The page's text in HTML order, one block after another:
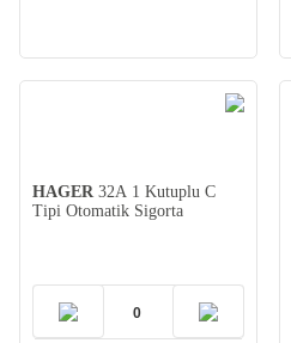
HAGER 32A 1 Kutuplu C
Tipi Otomatik Sigorta